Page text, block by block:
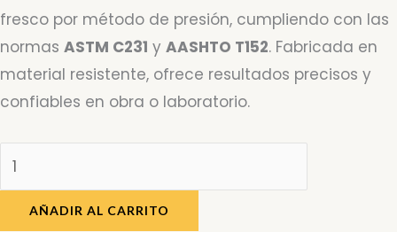
fresco por método de presión, cumpliendo con las
normas ASTM C231 y AASHTO T152. Fabricada en
material resistente, ofrece resultados precisos y
confiables en obra o laboratorio.
AÑADIR AL CARRITO